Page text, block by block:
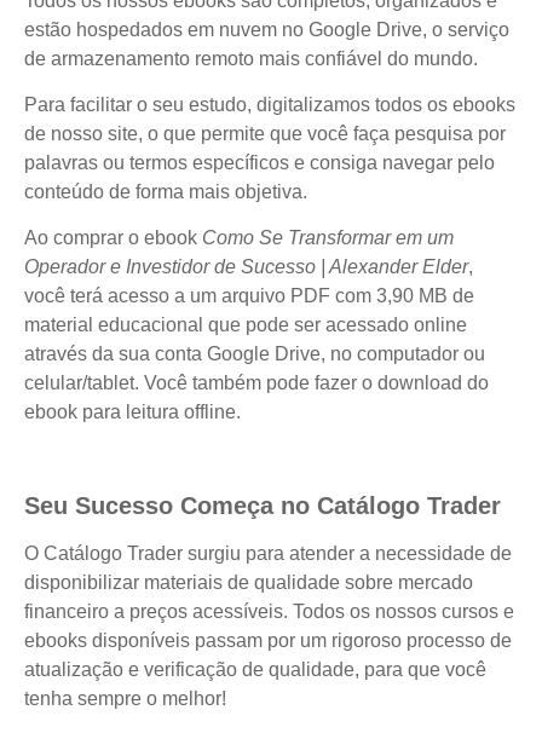
estão hospedados em nuvem no Google Drive, o serviço
de armazenamento remoto mais confiável do mundo.
Para facilitar o seu estudo, digitalizamos todos os ebooks
de nosso site, o que permite que você faça pesquisa por
palavras ou termos específicos e consiga navegar pelo
conteúdo de forma mais objetiva.
Ao comprar o ebook Como Se Transformar em um
Operador e Investidor de Sucesso | Alexander Elder,
você terá acesso a um arquivo PDF com 3,90 MB de
material educacional que pode ser acessado online
através da sua conta Google Drive, no computador ou
celular/tablet. Você também pode fazer o download do
ebook para leitura offline.
Seu Sucesso Começa no Catálogo Trader
O Catálogo Trader surgiu para atender a necessidade de
disponibilizar materiais de qualidade sobre mercado
financeiro a preços acessíveis. Todos os nossos cursos e
ebooks disponíveis passam por um rigoroso processo de
atualização e verificação de qualidade, para que você
tenha sempre o melhor!